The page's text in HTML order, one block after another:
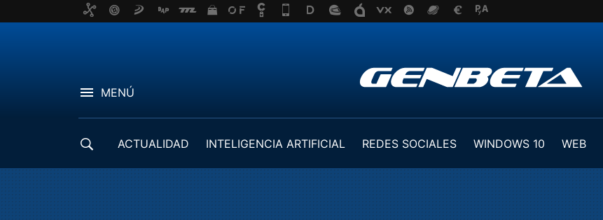
MENÚ
ACTUALIDAD INTELIGENCIA ARTIFICIAL REDES SOCIALES WINDOWS 10 WEB